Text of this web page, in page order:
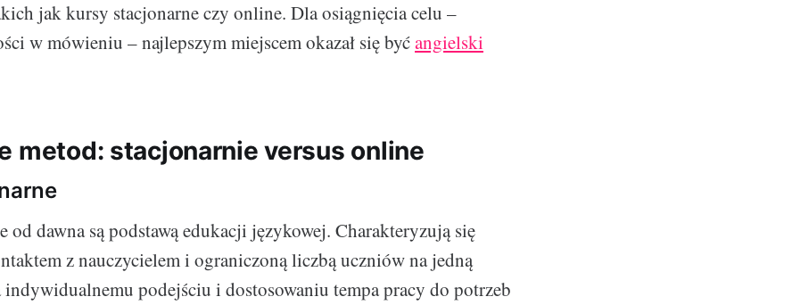
jak kursy stacjonarne czy online. Dla osiągnięcia celu –
w mówieniu – najlepszym miejscem okazał się byćangielski
metod: stacjonarnie versus online
od dawna są podstawą edukacji językowej. Charakteryzują się
z nauczycielem i ograniczoną liczbą uczniów na jedną
indywidualnemu podejściu i dostosowaniu tempa pracy do potrzeb